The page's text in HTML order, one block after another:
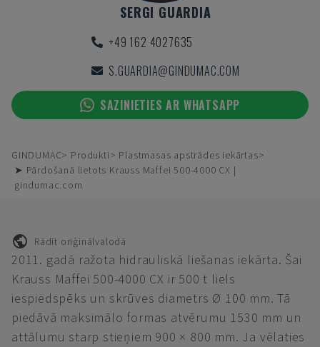
SERGI GUARDIA
+49 162 4027635
S.GUARDIA@GINDUMAC.COM
SAZINIETIES AR WHATSAPP
GINDUMAC Produkti
Plastmasas apstrādes iekārtas
➤ Pārdošanā lietots Krauss Maffei 500-4000 CX |
gindumac.com
Rādīt oriģinālvalodā
2011. gadā ražota hidrauliskā liešanas iekārta. Šai
Krauss Maffei 500-4000 CX ir 500 t liels
iespiedspēks un skrūves diametrs Ø 100 mm. Tā
piedāvā maksimālo formas atvērumu 1530 mm un
attālumu starp stieņiem 900 × 800 mm. Ja vēlaties